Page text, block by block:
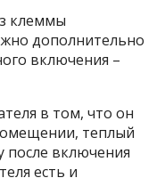
клеммы
дополнительно
включения –
в том, что он
теплый
после включения
есть и